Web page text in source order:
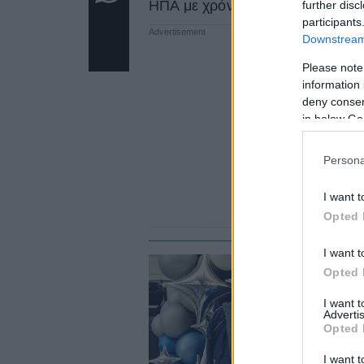
further
Please
information
deny
in below
I want
Opted
I want
Opted
I want
Opted
I want
ΗΠΑ με χρόνο 4 λεπτά 33:24.